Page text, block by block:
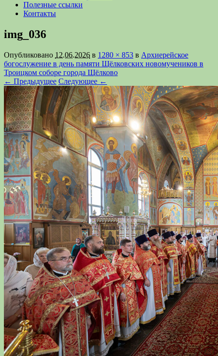
Полезные ссылки
Контакты
img_036
Опубликовано 12.06.2026 в 1280 × 853 в Архиерейское
богослужение в день памяти Щёлковских новомучеников в
Троицком соборе города Щёлково
← Предыдущее Следующее ←